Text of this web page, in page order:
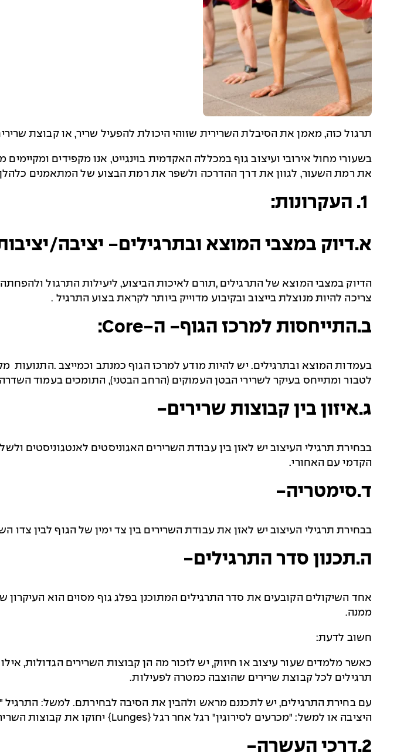
תרגול כזה, מאמן את הסיבלת השרירית שזוהי היכולת להפעיל שריר, או קבוצת
בשעורי מחול אירובי ועיצוב גוף במכללה האקדמית בוינגייט, אנו מקפידים
את רמת השעור, לגוון את דרך ההדרכה ולשפר את רמת הבצוע של המתאמנים
א.דיוק במצבי המוצא ובתרגילים- יציבה/
הדיוק במצבי המוצא של התרגילים ,תורם לאיכות הביצוע, ליעילות התרגול
צריכה להיות מנוצלת בייצוב ובקיבוע מדוייק ביותר לקראת בצוע התרגיל .
ב.התייחסות למרכז הגוף- ה-Core
:
בעמדות המוצא ובתרגילים. יש להיות מודע למרכז הגוף כמנתב וכמייצב .התנועות
לטבור ומתייחס בעיקר לשרירי הבטן העמוקים (הרחב הבטני), התומכים בעמוד השדרה
ג.איזון בין קבוצות שרירים-
בבחירת תרגילי העיצוב יש לאזן בין עבודת השרירים האגוניסטים לאנטגוניסטים
הקדמי עם האחורי.
ד.סימטריה-
בבחירת תרגילי העיצוב יש לאזן את עבודת השרירים בין צד ימין של הגוף לבין צדו
ה.תכנון סדר התרגילים-
אחד השיקולים הקובעים את סדר התרגילים המתוכנן בפלג גוף מסוים הוא
ממנה.
חשוב לדעת:
כאשר מלמדים שעור עיצוב או חיזוק, יש לזכור מה הן קבוצות השרירים הגדולות,
תרגילים לכל קבוצת שרירים שהוצבה כמטרה לפעילות.
עם בחירת התרגילים, יש לתכננם מראש ולהבין את הסיבה לבחירתם. למשל:
היציבה או למשל: "מכרעים לסירוגין" רגל אחר רגל Lunges} } יחזקו את קבוצות
2.דרכי העשרה-